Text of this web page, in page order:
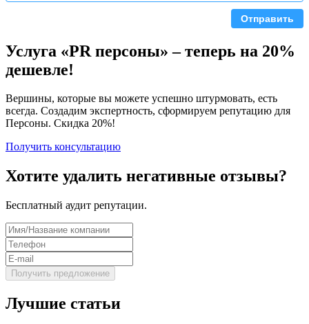
Отправить
Услуга «PR персоны» – теперь на 20%
дешевле!
Вершины, которые вы можете успешно штурмовать, есть
всегда. Создадим экспертность, сформируем репутацию для
Персоны. Скидка 20%!
Получить консультацию
Хотите удалить негативные отзывы?
Бесплатный аудит репутации.
Лучшие статьи